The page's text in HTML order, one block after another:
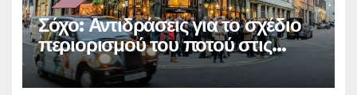
Σόχο: Αντιδράσεις για το σχέδιο
περιορισμού του ποτού στις
παμπ